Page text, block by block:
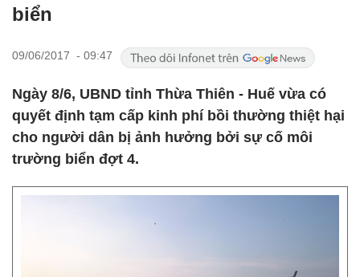
biển
09/06/2017 - 09:47
Ngày 8/6, UBND tỉnh Thừa Thiên - Huế vừa có
quyết định tạm cấp kinh phí bồi thường thiệt hại
cho người dân bị ảnh hưởng bởi sự cố môi
trường biển đợt 4.